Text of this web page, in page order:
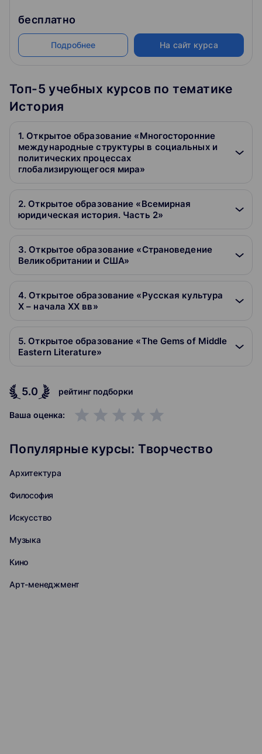
бесплатно
Подробнее На сайт курса
Топ-5 учебных курсов по тематике
История
1. Открытое образование «Многосторонние
международные структуры в социальных и
политических процессах
глобализирующегося мира»
2. Открытое образование «Всемирная
юридическая история. Часть 2»
3. Открытое образование «Страноведение
Великобритании и США»
4. Открытое образование «Русская культура
X – начала XX вв»
5. Открытое образование «The Gems of Middle
Eastern Literature»
5.0 рейтинг подборки
Ваша оценка: grade grade grade grade grade
Популярные курсы: Творчество
Архитектура
Философия
Искусство
Музыка
Кино
Арт-менеджмент